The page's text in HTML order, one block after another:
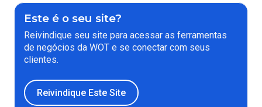
Este é o seu site?
Reivindique seu site para acessar as ferramentas
de negócios da WOT e se conectar com seus
clientes.
Reivindique Este Site